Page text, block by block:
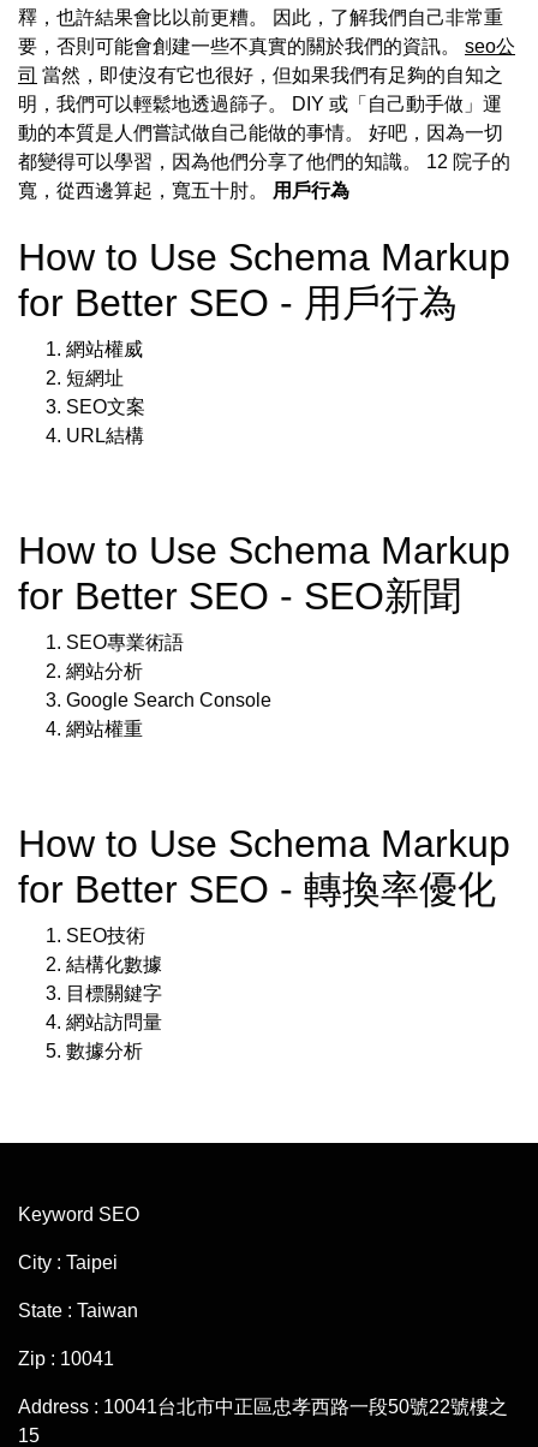
釋，也許結果會比以前更糟。 因此，了解我們自己非常重
要，否則可能會創建一些不真實的關於我們的資訊。 seo公
司 當然，即使沒有它也很好，但如果我們有足夠的自知之
明，我們可以輕鬆地透過篩子。 DIY 或「自己動手做」運
動的本質是人們嘗試做自己能做的事情。 好吧，因為一切
都變得可以學習，因為他們分享了他們的知識。 12 院子的
寬，從西邊算起，寬五十肘。
用戶行為
How to Use Schema Markup
for Better SEO - 用戶行為
網站權威
短網址
SEO文案
URL結構
How to Use Schema Markup
for Better SEO - SEO新聞
SEO專業術語
網站分析
Google Search Console
網站權重
How to Use Schema Markup
for Better SEO - 轉換率優化
SEO技術
結構化數據
目標關鍵字
網站訪問量
數據分析
Keyword SEO
City : Taipei
State : Taiwan
Zip : 10041
Address : 10041台北市中正區忠孝西路一段50號22號樓之
15